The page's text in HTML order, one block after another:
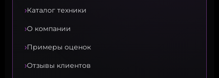
›Каталог техники
›О компании
›Примеры оценок
›Отзывы клиентов